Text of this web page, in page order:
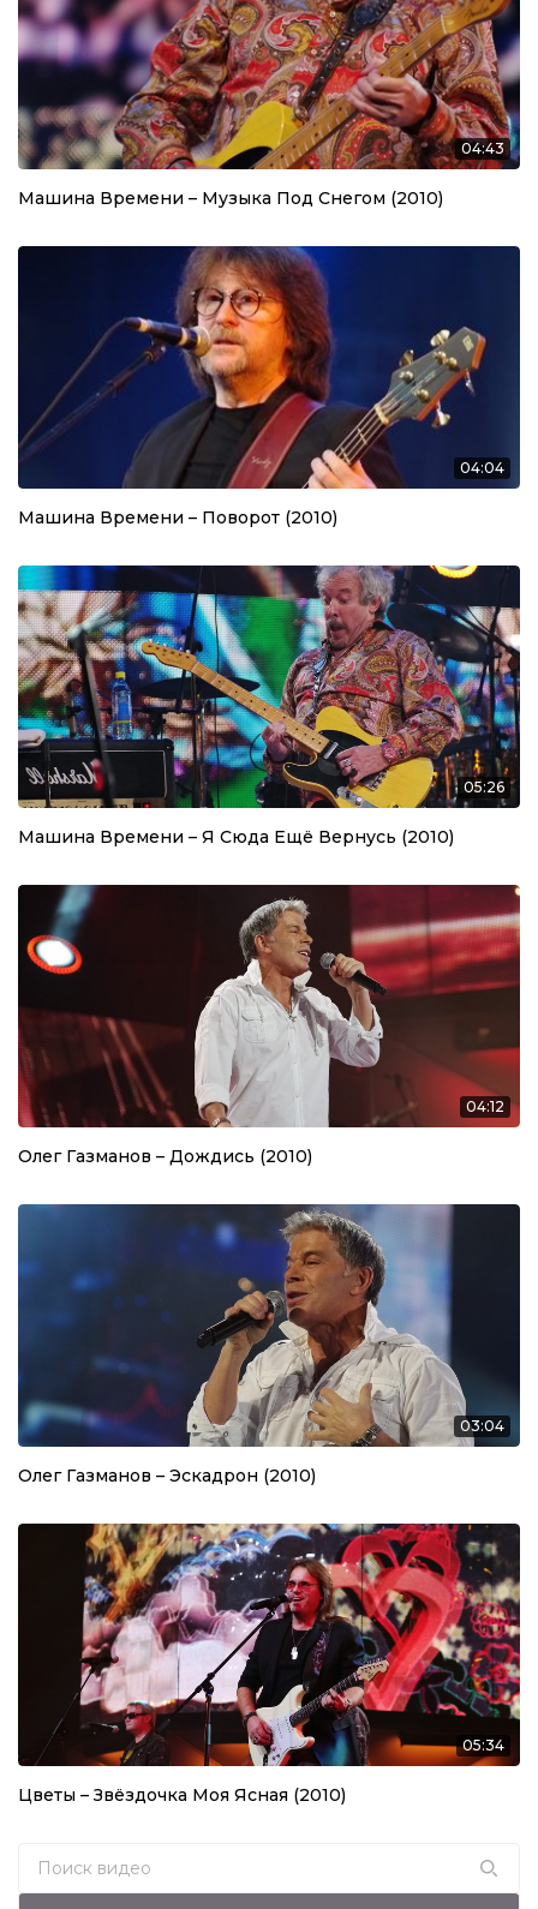
04:43
Машина Времени – Музыка Под Снегом (2010)
04:04
Машина Времени – Поворот (2010)
05:26
Машина Времени – Я Сюда Ещё Вернусь (2010)
04:12
Олег Газманов – Дождись (2010)
03:04
Олег Газманов – Эскадрон (2010)
05:34
Цветы – Звёздочка Моя Ясная (2010)
Search for: